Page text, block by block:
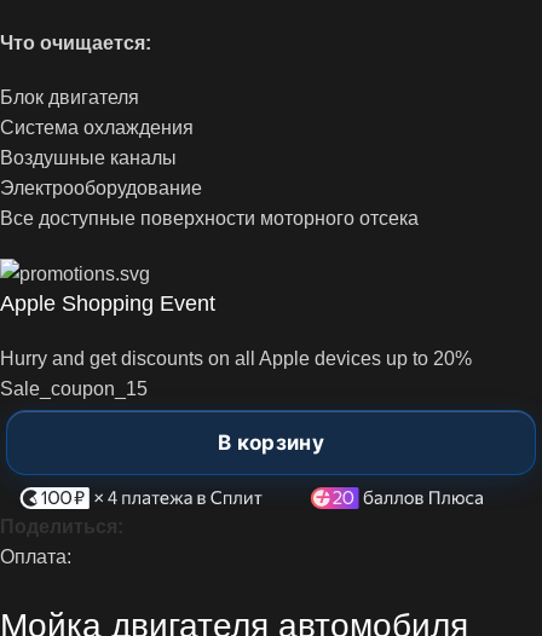
Что очищается:
Блок двигателя
Система охлаждения
Воздушные каналы
Электрооборудование
Все доступные поверхности моторного отсека
Apple Shopping Event
Hurry and get discounts on all Apple devices up to 20%
Sale_coupon_15
В корзину
Поделиться:
Оплата:
Мойка двигателя автомобиля